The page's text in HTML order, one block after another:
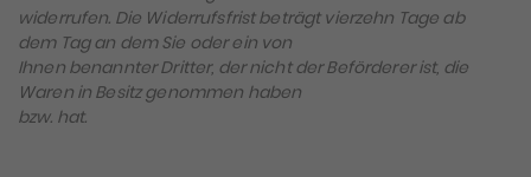
widerrufen. Die Widerrufsfrist beträgt vierzehn Tage ab
dem Tag an dem Sie oder ein von
Ihnen benannter Dritter, der nicht der Beförderer ist, die
Waren in Besitz genommen haben
bzw. hat.